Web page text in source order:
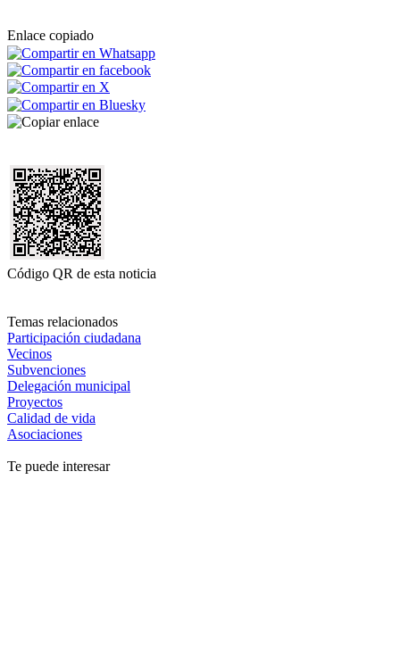
Enlace copiado
Código QR de esta noticia
Temas relacionados
Participación ciudadana
Vecinos
Subvenciones
Delegación municipal
Proyectos
Calidad de vida
Asociaciones
Te puede interesar